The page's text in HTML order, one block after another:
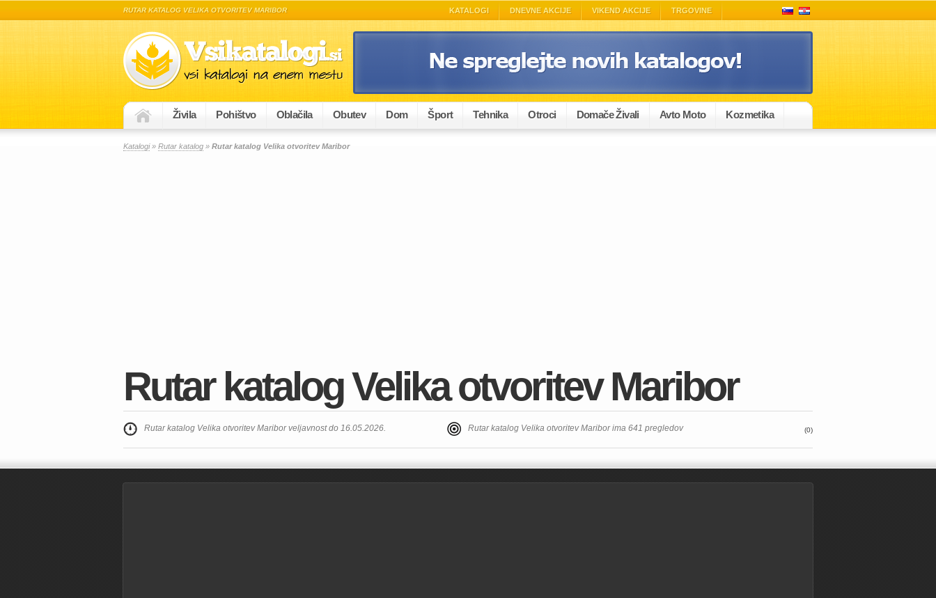
RUTAR KATALOG VELIKA OTVORITEV MARIBOR KATALOGI DNEVNE AKCIJE VIKEND AKCIJE TRGOVINE
Živila Pohištvo Oblačila Obutev Dom Šport Tehnika Otroci Domače Živali Avto Moto Kozmetika
Katalogi» Rutar katalog » Rutar katalog Velika otvoritev Maribor
Rutar katalog Velika otvoritev Maribor
Rutar katalog Velika otvoritev Maribor veljavnost do 16.05.2026. Rutar katalog Velika otvoritev Maribor ima 641 pregledov (0)